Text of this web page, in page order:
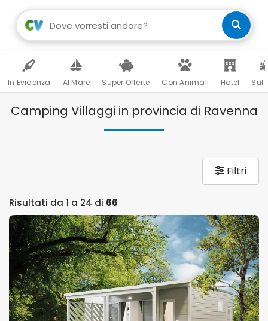
In Evidenza Al Mare Super Offerte Con Animali Hotel Sul
Camping Villaggi in provincia di Ravenna
Filtri
Risultati da 1 a 24 di 66